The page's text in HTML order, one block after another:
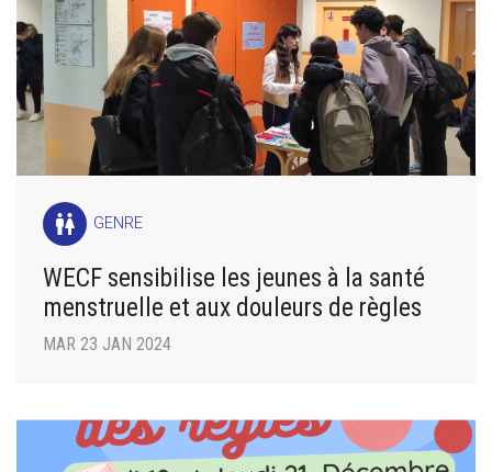
wc GENRE
WECF sensibilise les jeunes à la santé
menstruelle et aux douleurs de règles
MAR 23 JAN 2024